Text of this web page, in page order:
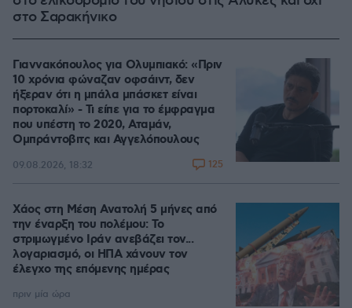
στο Σαρακήνικο
Γιαννακόπουλος για Ολυμπιακό: «Πριν
10 χρόνια φώναζαν οφσάιντ, δεν
ήξεραν ότι η μπάλα μπάσκετ είναι
πορτοκαλί» - Τι είπε για το έμφραγμα
που υπέστη το 2020, Αταμάν,
Ομπράντοβιτς και Αγγελόπουλους
09.08.2026, 18:32 125
Χάος στη Μέση Ανατολή 5 μήνες από
την έναρξη του πολέμου: Το
στριμωγμένο Ιράν ανεβάζει τον...
λογαριασμό, οι ΗΠΑ χάνουν τον
έλεγχο της επόμενης ημέρας
πριν μία ώρα